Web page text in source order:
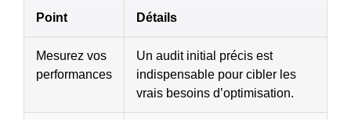
Point Détails
Mesurez vos
performances
Un audit initial précis est
indispensable pour cibler les
vrais besoins d’optimisation.